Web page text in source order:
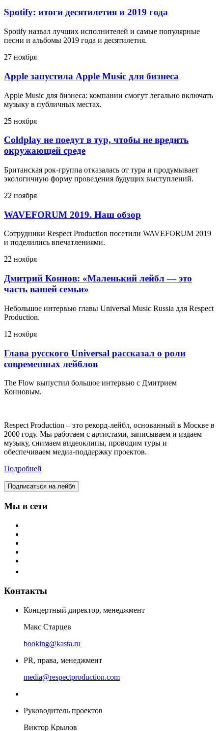
Spotify: итоги десятилетия и 2019 года
Spotify назвал лучших исполнителей и самые популярные
песни и альбомы 2019 года и десятилетия.
27 ноября
Apple запустила Apple Music для бизнеса
Apple Music для бизнеса: компании смогут легально включать
музыку в публичных местах.
25 ноября
Coldplay не поедут в тур, чтобы не вредить
окружающей среде
Британская рок-группа отказалась от тура и продумывает
экологичную форму проведения будущих выступлений.
22 ноября
WAVEFORUM 2019. Наш обзор
Сотрудники Respect Production посетили WAVEFORUM 2019
и поделились впечатлениями.
22 ноября
Дмитрий Коннов: «Маленький лейбл — это
часть вашей семьи»
Небольшое интервью главы Universal Music Russia для Respect
Production.
12 ноября
Глава русского Universal рассказал о роли
современных лейблов
The Flow выпустил большое интервью с Дмитрием
Конновым.
Respect Production – это рекорд-лейбл, основанный в Москве в
2000 году. Мы работаем с артистами, записываем и издаем
музыку, снимаем видеоклипы, проводим туры и
обеспечиваем медиа-поддержку проектов.
Подробней
Подписаться на лейбл
Мы в сети
Контакты
Концертный директор, менеджмент
Макс Старцев
booking@kasta.ru
PR, права, менеджмент
media@respectproduction.com
Руководитель проектов
Виктор Крылов